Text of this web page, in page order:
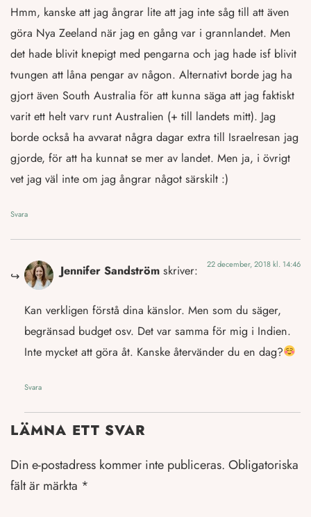
Hmm, kanske att jag ångrar lite att jag inte såg till att även
göra Nya Zeeland när jag en gång var i grannlandet. Men
det hade blivit knepigt med pengarna och jag hade isf blivit
tvungen att låna pengar av någon. Alternativt borde jag ha
gjort även South Australia för att kunna säga att jag faktiskt
varit ett helt varv runt Australien (+ till landets mitt). Jag
borde också ha avvarat några dagar extra till Israelresan jag
gjorde, för att ha kunnat se mer av landet. Men ja, i övrigt
vet jag väl inte om jag ångrar något särskilt :)
Svara
Jennifer Sandström skriver: 22 december, 2018 kl. 14:46
Kan verkligen förstå dina känslor. Men som du säger,
begränsad budget osv. Det var samma för mig i Indien.
Inte mycket att göra åt. Kanske återvänder du en dag?
Svara
LÄMNA ETT SVAR
Din e-postadress kommer inte publiceras. Obligatoriska
fält är märkta *